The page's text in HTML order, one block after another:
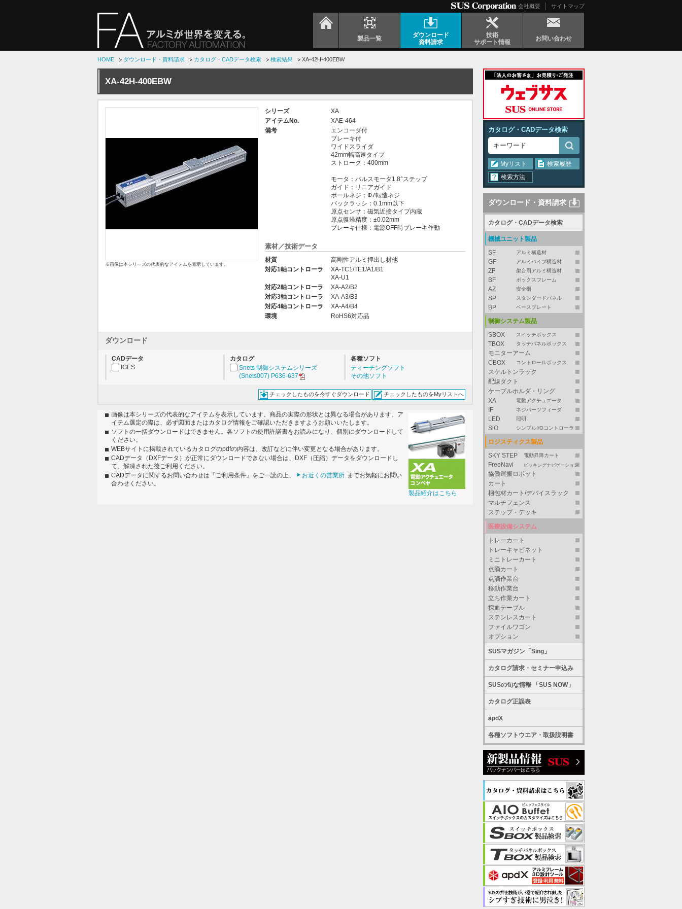
会社概要 サイトマップ
製品一覧
ダウンロード
資料請求
技術
サポート情報
お問い合わせ
HOME ダウンロード・資料請求 カタログ・CADデータ検索 検索結果 XA-42H-400EBW
XA-42H-400EBW
※画像は本シリーズの代表的なアイテムを表示しています。
シリーズ
XA
アイテムNo.
XAE-464
備考
エンコーダ付
ブレーキ付
ワイドスライダ
42mm幅高速タイプ
ストローク：400mm
モータ：パルスモータ1.8°ステップ
ガイド：リニアガイド
ボールネジ：Ф7転造ネジ
バックラッシ：0.1mm以下
原点センサ：磁気近接タイプ内蔵
原点復帰精度：±0.02mm
ブレーキ仕様：電源OFF時ブレーキ作動
素材／技術データ
材質
高剛性アルミ押出し材他
対応1軸コントローラ
XA-TC1/TE1/A1/B1
XA-U1
対応2軸コントローラ
XA-A2/B2
対応3軸コントローラ
XA-A3/B3
対応4軸コントローラ
XA-A4/B4
環境
RoHS6対応品
ダウンロード
CADデータ
IGES
カタログ
Snets 制御システムシリーズ
(Snets007) P636-637
各種ソフト
ティーチングソフト
その他ソフト
チェックしたものを今すぐダウンロード チェックしたものをMyリストへ
製品紹介はこちら
画像は本シリーズの代表的なアイテムを表示しています。商品の実際の形状とは異なる場合があります。ア
イテム選定の際は、必ず図面またはカタログ情報をご確認いただきますようお願いいたします。
ソフトの一括ダウンロードはできません。各ソフトの使用許諾書をお読みになり、個別にダウンロードして
ください。
WEBサイトに掲載されているカタログのpdfの内容は、改訂などに伴い変更となる場合があります。
CADデータ（DXFデータ）が正常にダウンロードできない場合は、DXF（圧縮）データをダウンロードし
て、解凍された後ご利用ください。
CADデータに関するお問い合わせは「ご利用条件」をご一読の上、
お近くの営業所 までお気軽にお問い
合わせください。
カタログ・CADデータ検索
Myリスト
検索履歴
検索方法
ダウンロード・資料請求
カタログ・CADデータ検索
機械ユニット製品
SF
アルミ構造材
GF アルミパイプ構造材
ZF 架台用アルミ構造材
BF ボックスフレーム
AZ 安全柵
SP スタンダードパネル
BP ベースプレート
制御システム製品
SBOX
スイッチボックス
TBOX タッチパネルボックス
モニターアーム
CBOX
コントロールボックス
スケルトンラック
配線ダクト
ケーブルホルダ・リング
XA
電動アクチュエータ
IF ネジパーツフィーダ
LED 照明
SiO シンプルI/Oコントローラ
ロジスティクス製品
SKY STEP
電動昇降カート
FreeNavi ピッキングナビゲーション
協働運搬ロボット
カート
梱包材カート/デバイスラック
マルチフェンス
ステップ・デッキ
医療設備システム
トレーカート
トレーキャビネット
ミニトレーカート
点滴カート
点滴作業台
移動作業台
立ち作業カート
採血テーブル
ステンレスカート
ファイルワゴン
オプション
SUSマガジン「Sing」
カタログ請求・セミナー申込み
SUSの旬な情報 「SUS NOW」
カタログ正誤表
apdX
各種ソフトウエア・取扱説明書